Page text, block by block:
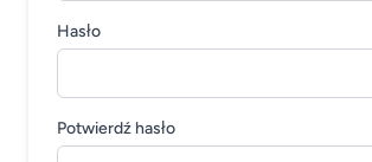
Hasło
Potwierdź hasło